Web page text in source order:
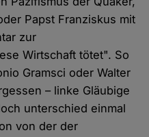
Papst Franziskus mit
zur
Wirtschaft tötet". So
Gramsci oder Walter
– linke Gläubige
unterschied einmal
von der der